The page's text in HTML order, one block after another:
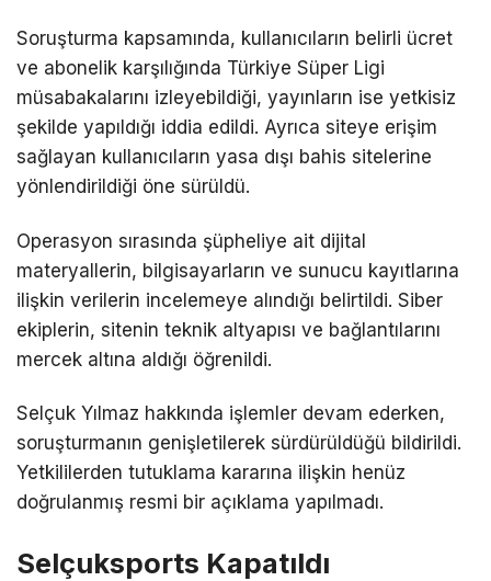
Soruşturma kapsamında, kullanıcıların belirli ücret
ve abonelik karşılığında Türkiye Süper Ligi
müsabakalarını izleyebildiği, yayınların ise yetkisiz
şekilde yapıldığı iddia edildi. Ayrıca siteye erişim
sağlayan kullanıcıların yasa dışı bahis sitelerine
yönlendirildiği öne sürüldü.
Operasyon sırasında şüpheliye ait dijital
materyallerin, bilgisayarların ve sunucu kayıtlarına
ilişkin verilerin incelemeye alındığı belirtildi. Siber
ekiplerin, sitenin teknik altyapısı ve bağlantılarını
mercek altına aldığı öğrenildi.
Selçuk Yılmaz hakkında işlemler devam ederken,
soruşturmanın genişletilerek sürdürüldüğü bildirildi.
Yetkililerden tutuklama kararına ilişkin henüz
doğrulanmış resmi bir açıklama yapılmadı.
Selçuksports Kapatıldı